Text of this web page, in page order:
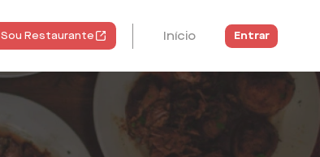
Sou Restaurante Início Entrar